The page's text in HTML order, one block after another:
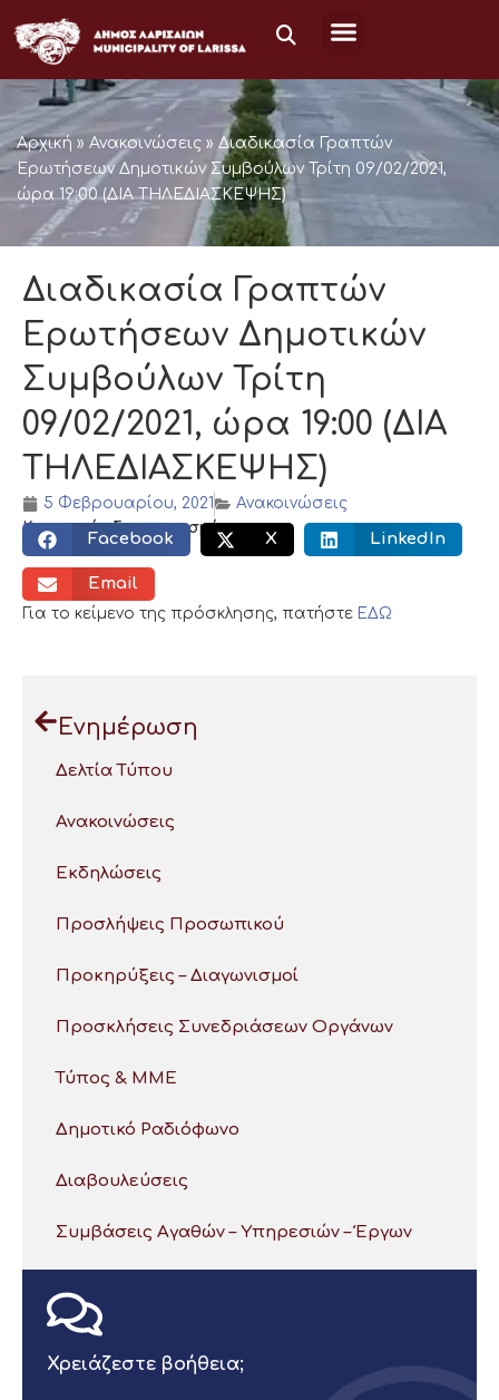
στο
περιεχόμενο
Αρχική » Ανακοινώσεις » Διαδικασία Γραπτών
Ερωτήσεων Δημοτικών Συμβούλων Τρίτη 09/02/2021,
ώρα 19:00 (ΔΙΑ ΤΗΛΕΔΙΑΣΚΕΨΗΣ)
Διαδικασία Γραπτών
Ερωτήσεων Δημοτικών
Συμβούλων Τρίτη
09/02/2021, ώρα 19:00 (ΔΙΑ
ΤΗΛΕΔΙΑΣΚΕΨΗΣ)
5 Φεβρουαρίου, 2021
Ανακοινώσεις
Κοινωνικός διαμοιρασμός:
Facebook X LinkedIn
Email
Για το κείμενο της πρόσκλησης, πατήστε ΕΔΩ
Ενημέρωση
Δελτία Τύπου
Ανακοινώσεις
Εκδηλώσεις
Προσλήψεις Προσωπικού
Προκηρύξεις – Διαγωνισμοί
Προσκλήσεις Συνεδριάσεων Οργάνων
Τύπος & ΜΜΕ
Δημοτικό Ραδιόφωνο
Διαβουλεύσεις
Συμβάσεις Αγαθών – Υπηρεσιών – Έργων
Χρειάζεστε βοήθεια;